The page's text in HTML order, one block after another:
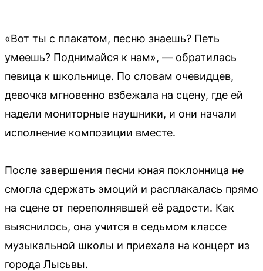
«Вот ты с плакатом, песню знаешь? Петь
умеешь? Поднимайся к нам», — обратилась
певица к школьнице. По словам очевидцев,
девочка мгновенно взбежала на сцену, где ей
надели мониторные наушники, и они начали
исполнение композиции вместе.
После завершения песни юная поклонница не
смогла сдержать эмоций и расплакалась прямо
на сцене от переполнявшей её радости. Как
выяснилось, она учится в седьмом классе
музыкальной школы и приехала на концерт из
города Лысьвы.